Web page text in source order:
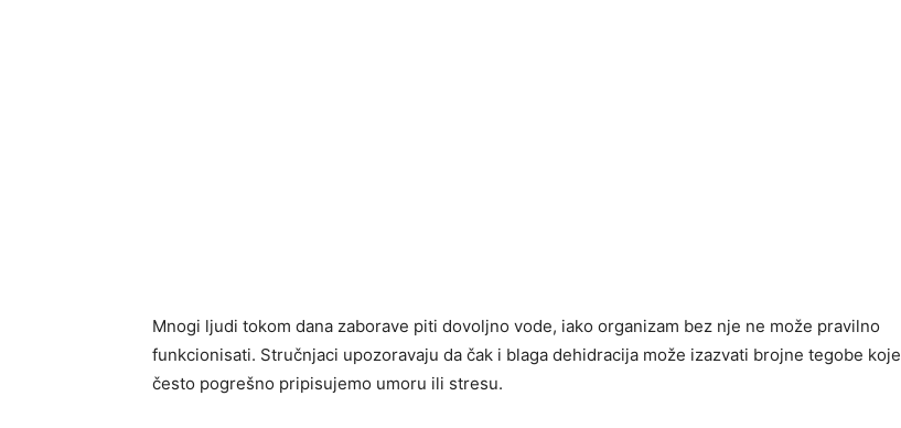
Mnogi ljudi tokom dana zaborave piti dovoljno vode, iako organizam bez nje ne može pravilno
funkcionisati. Stručnjaci upozoravaju da čak i blaga dehidracija može izazvati brojne tegobe koje
često pogrešno pripisujemo umoru ili stresu.